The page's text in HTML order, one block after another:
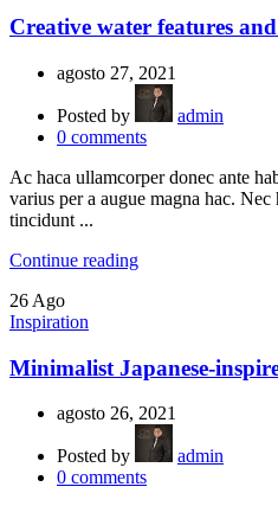
Creative water features
agosto 27, 2021
Posted by
admin
0 comments
Ac haca ullamcorper donec ante
varius per a augue magna hac.
tincidunt ...
Continue reading
26 Ago
Inspiration
Minimalist Japanese-
agosto 26, 2021
Posted by
admin
0 comments